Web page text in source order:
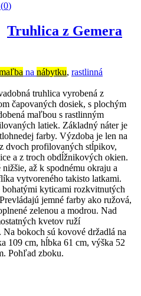
0)
Truhlica z Gemera
na nábytku, rastlinná
truhlica vyrobená z
čapovaných dosiek, s plochým
maľbou s rastlinným
latiek. Základný náter je
farby. Výzdoba je len na
dvoch profilovaných stĺpikov,
a z troch obdĺžnikových okien.
nižšie, až k spodnému okraju a
vytvoreného takisto latkami.
kyticami rozkvitnutých
jemné farby ako ružová,
zelenou a modrou. Nad
kvetov ruží
bokoch sú kovové držadlá na
109 cm, hĺbka 61 cm, výška 52
Pohľad zboku.